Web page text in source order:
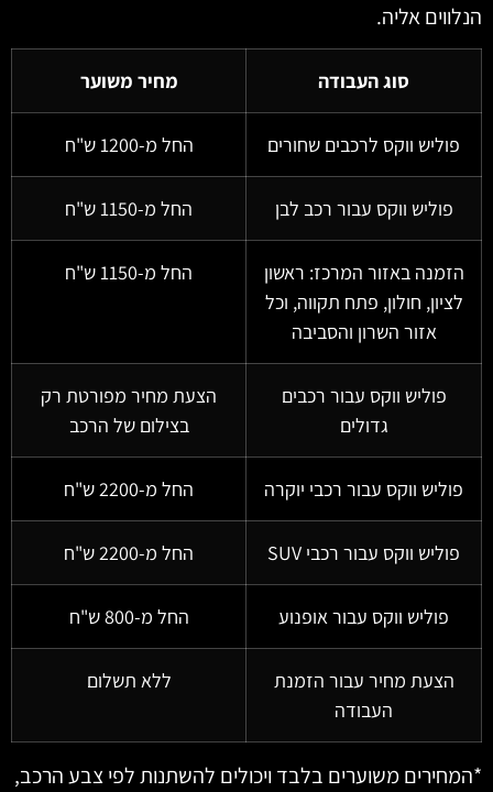
אליה.
סוג העבודה מחיר משוער
פוליש ווקס לרכבים שחורים החל מ-1200 ש"ח
פוליש ווקס עבור רכב לבן החל מ-1150 ש"ח
באזור המרכז: ראשון
חולון, פתח תקווה, וכל
אזור השרון והסביבה
החל מ-1150 ש"ח
פוליש ווקס עבור רכבים
גדולים
הצעת מחיר מפורטת רק
בצילום של הרכב
ווקס עבור רכבי יוקרה החל מ-2200 ש"ח
פוליש ווקס עבור רכבי SUV החל מ-2200 ש"ח
פוליש ווקס עבור אופנוע החל מ-800 ש"ח
הצעת מחיר עבור הזמנת
העבודה
ללא תשלום
משוערים בלבד ויכולים להשתנות לפי צבע הרכב,